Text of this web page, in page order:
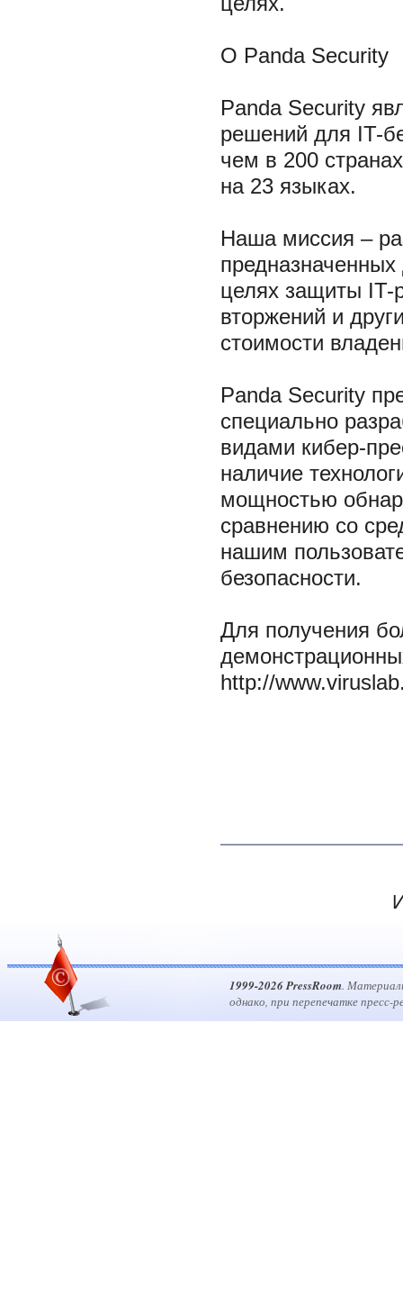
О Panda Security
Panda Security
решений для IT-
чем в 200
на 23 языках.
Наша миссия –
целях защиты IT-
вторжений и
стоимости
Panda Security
специально
видами кибер-
наличие
мощностью
сравнению со
нашим
безопасности.
Для получения
http://
1999-2026 PressRoom.
однако, при перепечатке пресс-